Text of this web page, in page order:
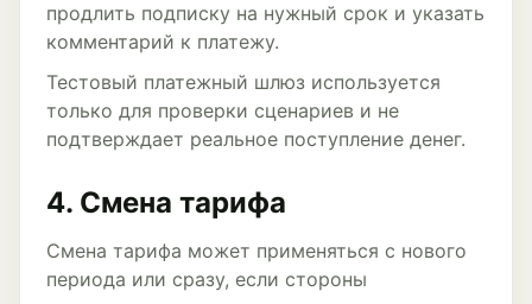
продлить подписку на нужный срок и указать
комментарий к платежу.
Тестовый платежный шлюз используется
только для проверки сценариев и не
подтверждает реальное поступление денег.
4. Смена тарифа
Смена тарифа может применяться с нового
периода или сразу, если стороны